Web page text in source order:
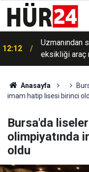
12:12
Uzmanından
eksikliği araç
Anasayfa
imam hatip lisesi birinci
Bursa'da
olimpiyatında
oldu